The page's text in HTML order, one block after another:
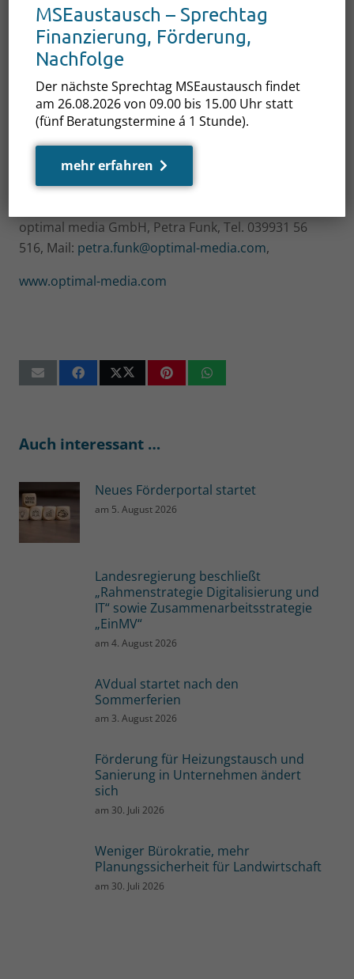
media nicht nur ein spannendes Arbeitsumfeld,
sondern auch unterschiedlichste
Einstiegsmöglichkeiten für Fachkräfte,
Quereinsteiger und Ausbildungssuchende.
Die Plätze für die Teilnahme am #optimalSTART
sind begrenzt und eine Anmeldung ist
notwendige Voraussetzung.
optimal media GmbH, Petra Funk, Tel. 039931 56
516, Mail: petra.funk@optimal-media.com,
www.optimal-media.com
Auch interessant …
Neues Förderportal startet
am 5. August 2026
Landesregierung beschließt
„Rahmenstrategie Digitalisierung und
IT“ sowie Zusammenarbeitsstrategie
„EinMV“
am4. August 2026
AVdual startet nach den
Sommerferien
am 3. August 2026
Förderung für Heizungstausch und
Sanierung in Unternehmen ändert
sich
am 30. Juli 2026
Weniger Bürokratie, mehr
Planungssicherheit für Landwirtschaft
am 30. Juli 2026
MSEaustausch – Sprechtag
Finanzierung, Förderung,
Nachfolge
Der nächste Sprechtag MSEaustausch findet
am 26.08.2026 von 09.00 bis 15.00 Uhr statt
(fünf Beratungstermine á 1 Stunde).
mehr erfahren